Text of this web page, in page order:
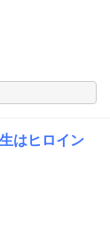
はヒロイン